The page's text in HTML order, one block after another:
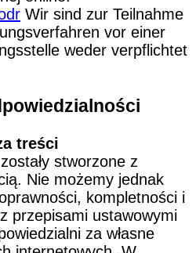
Wir sind zur Teilnahme
vor einer
weder verpflichtet
treści
stworzone z
Nie możemy jednak
kompletności i
przepisami ustawowymi
za własne